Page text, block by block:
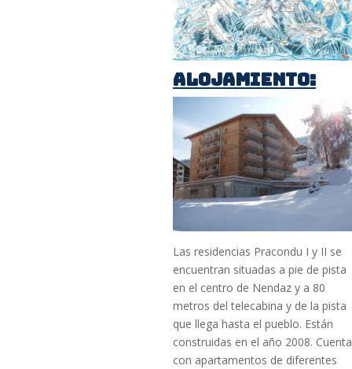
ALOJAMIENTO:
Las residencias Pracondu I y II se
encuentran situadas a pie de pista
en el centro de Nendaz y a 80
metros del telecabina y de la pista
que llega hasta el pueblo. Están
construidas en el año 2008. Cuenta
con apartamentos de diferentes